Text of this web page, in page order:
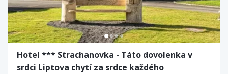
Hotel *** Strachanovka - Táto dovolenka v
srdci Liptova chytí za srdce každého